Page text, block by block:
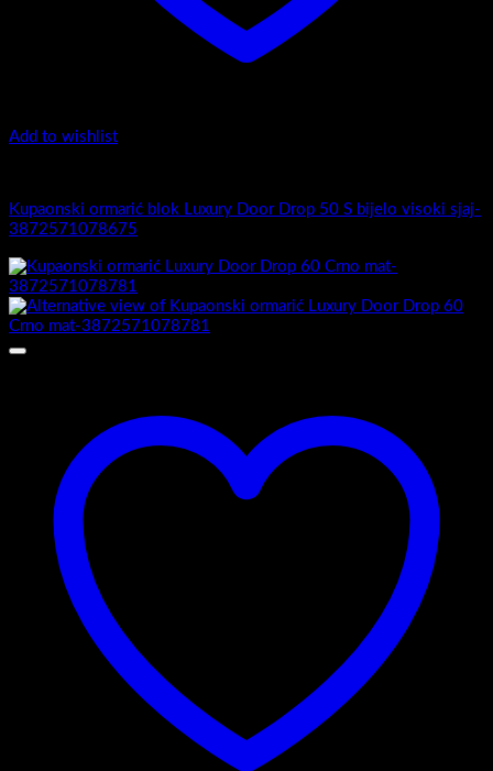
Add to wishlist
Kupaonski ormarić blok Luxury Door Drop 50 S bijelo visoki sjaj-
3872571078675